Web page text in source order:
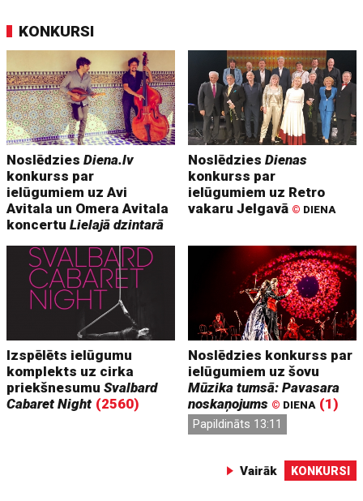
KONKURSI
NoslēdziesDiena.lv
konkurss par
ielūgumiem uz Avi
Avitala un Omera Avitala
koncertuLielajā dzintarā
NoslēdziesDienas
konkurss par
ielūgumiem uz Retro
vakaru Jelgavā © DIENA
Izspēlēts ielūgumu
komplekts uz cirka
priekšnesumuSvalbard
Cabaret Night (2560)
Noslēdzies konkurss par
ielūgumiem uz šovu
Mūzika tumsā: Pavasara
noskaņojums © DIENA (1)
Papildināts 13:11
Vairāk KONKURSI